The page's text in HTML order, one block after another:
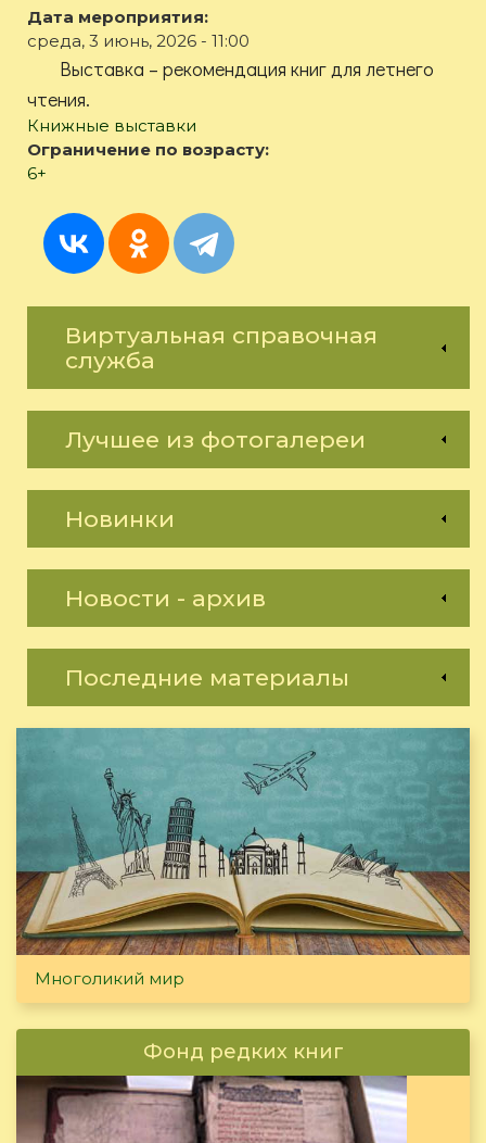
Дата мероприятия:
среда, 3 июнь, 2026 - 11:00
Выставка – рекомендация книг для летнего
чтения.
Книжные выставки
Ограничение по возрасту:
6+
Виртуальная справочная
служба
Лучшее из фотогалереи
Новинки
Новости - архив
Последние материалы
Многоликий мир
Фонд редких книг